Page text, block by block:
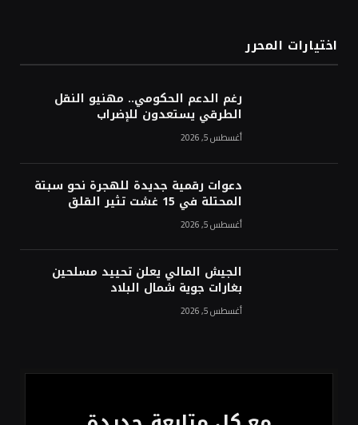
اختيارات المحرر
رغم الدعم الحكومي.. مهنيو النقل
الطرقي يستعدون للإضراب
أغسطس 5, 2026
دعوات رقمية جديدة للهجرة نحو سبتة
المحتلة في 15 غشت تثير القلق
أغسطس 5, 2026
الجيش المالي يعلن تحييد مسلحين
بغارات جوية شمال البلاد
أغسطس 5, 2026